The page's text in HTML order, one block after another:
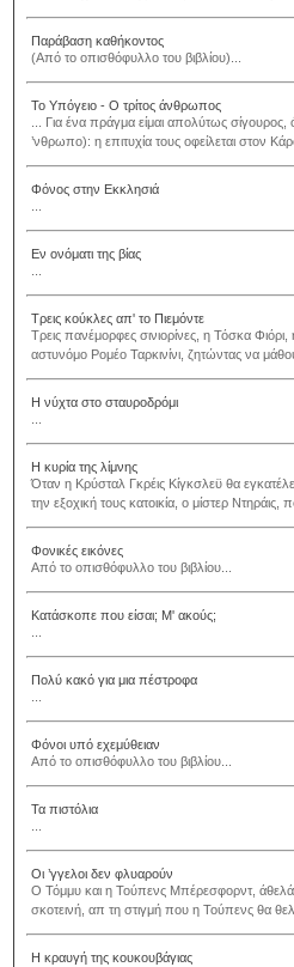
Παράβαση καθήκοντος
(Από το οπισθόφυλλο του βιβλίου)...
Το Υπόγειο - Ο τρίτος άνθρωπος
... Για ένα πράγμα είμαι απολύτως
’νθρωπο): η επιτυχία τους οφείλεται στον
Φόνος στην Εκκλησιά
Εν ονόματι της βίας
Τρεις κούκλες απ' το Πιεμόντε
Τρεις πανέμορφες σινιορίνες, η Τόσκα
αστυνόμο Ρομέο Ταρκινίνι, ζητώντας να
Η νύχτα στο σταυροδρόμι
Η κυρία της λίμνης
Όταν η Κρύσταλ Γκρέις Κίγκσλεϋ θα
την εξοχική τους κατοικία, ο μίστερ
Φονικές εικόνες
Από το οπισθόφυλλο του βιβλίου...
Κατάσκοπε που είσαι; Μ' ακούς;
Πολύ κακό για μια πέστροφα
Φόνοι υπό εχεμύθειαν
Από το οπισθόφυλλο του βιβλίου...
Τα πιστόλια
Οι ’γγελοι δεν φλυαρούν
Ο Τόμμυ και η Τούπενς Μπέρεσφορντ, άθελά
σκοτεινή, απ τη στιγμή που η Τούπενς θα
Η κραυγή της κουκουβάγιας